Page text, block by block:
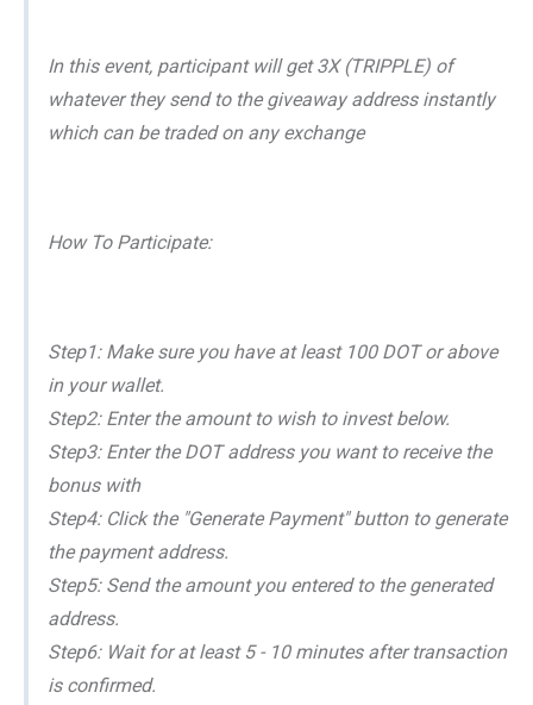
In this event, participant will get 3X (TRIPPLE) of
whatever they send to the giveaway address instantly
which can be traded on any exchange
How To Participate:
Step1: Make sure you have at least 100 DOT or above
in your wallet.
Step2: Enter the amount to wish to invest below.
Step3: Enter the DOT address you want to receive the
bonus with
Step4: Click the "Generate Payment" button to generate
the payment address.
Step5: Send the amount you entered to the generated
address.
Step6: Wait for at least 5 - 10 minutes after transaction
is confirmed.